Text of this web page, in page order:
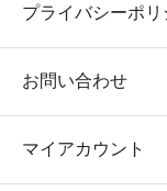
プライバシーポリ
お問い合わせ
マイアカウント